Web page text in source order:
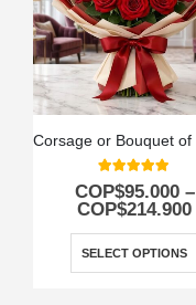
5.00out of 5
COP$95.000 –
COP$214.900
SELECT OPTIONS